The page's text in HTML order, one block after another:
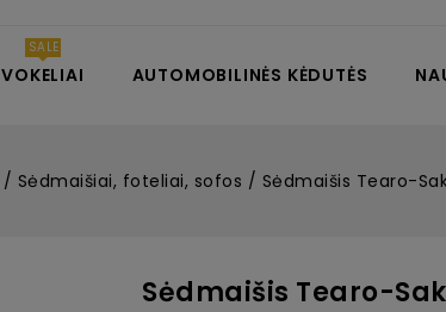
VOKELIAI AUTOMOBILINĖS KĖDUTĖS
Sėdmaišiai, foteliai, sofos Sėdmaišis Tearo-
Sėdmaišis Tearo-